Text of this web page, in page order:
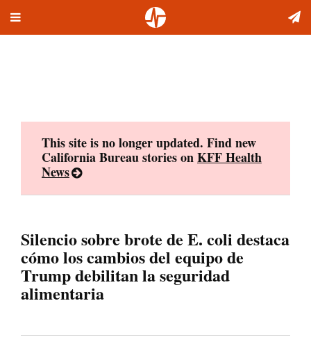
Toggle
This site is no longer updated. Find new
California Bureau stories onKFF Health
News
Silencio sobre brote de E. coli destaca
cómo los cambios del equipo de
Trump debilitan la seguridad
alimentaria